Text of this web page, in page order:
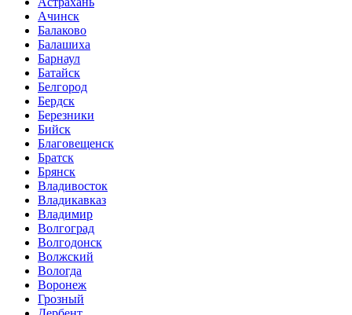
Ачинск
Балаково
Балашиха
Барнаул
Батайск
Белгород
Бердск
Березники
Бийск
Благовещенск
Братск
Брянск
Владивосток
Владикавказ
Владимир
Волгоград
Волгодонск
Волжский
Вологда
Воронеж
Грозный